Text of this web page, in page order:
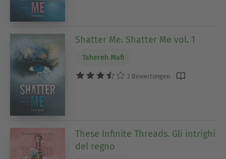
Shatter Me. Shatter Me vol. 1
Tahereh Mafi
2 Bewertungen
These Infinite Threads. Gli intrighi
del regno